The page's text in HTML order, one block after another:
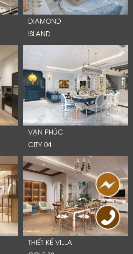
DIAMOND
ISLAND
VẠN PHÚC
CITY 04
THIẾT KẾ VILLA